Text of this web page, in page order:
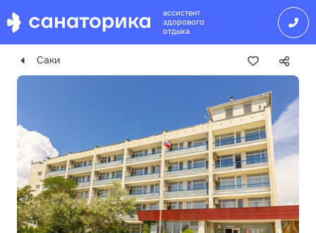
ассистент
здорового
отдыха
Саки